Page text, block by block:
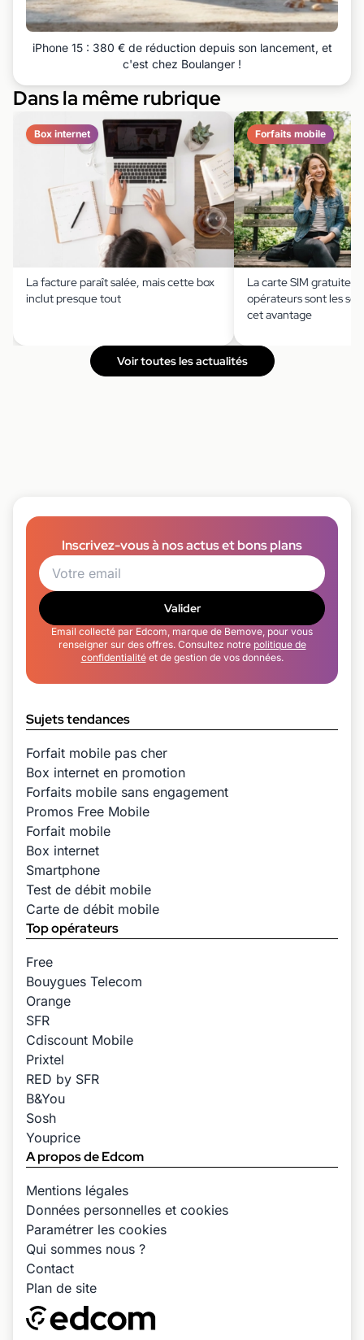
iPhone 15 : 380 € de réduction depuis son lancement, et
c'est chez Boulanger !
Dans la même rubrique
Box internet
La facture paraît salée, mais cette box
inclut presque tout
Forfaits mobile
La carte SIM gratuite ?
opérateurs sont les
cet avantage
Voir toutes les actualités
Inscrivez-vous à nos actus et bons plans
Valider
Email collecté par Edcom, marque de Bemove, pour vous
renseigner sur des offres. Consultez notre politique de
confidentialitéet de gestion de vos données.
Sujets tendances
Forfait mobile pas cher
Box internet en promotion
Forfaits mobile sans engagement
Promos Free Mobile
Forfait mobile
Box internet
Smartphone
Test de débit mobile
Carte de débit mobile
Top opérateurs
Free
Bouygues Telecom
Orange
SFR
Cdiscount Mobile
Prixtel
RED by SFR
B&You
Sosh
Youprice
A propos de Edcom
Mentions légales
Données personnelles et cookies
Paramétrer les cookies
Qui sommes nous ?
Contact
Plan de site